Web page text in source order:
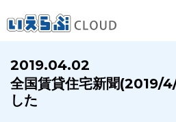
賃貸仲介
2019.04.02
全国賃貸住宅新聞(2019/
した